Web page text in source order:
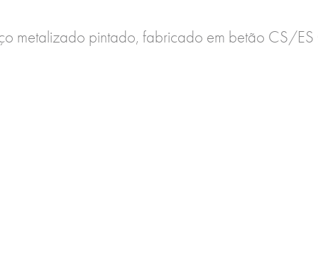
metalizado pintado, fabricado em betão CS/